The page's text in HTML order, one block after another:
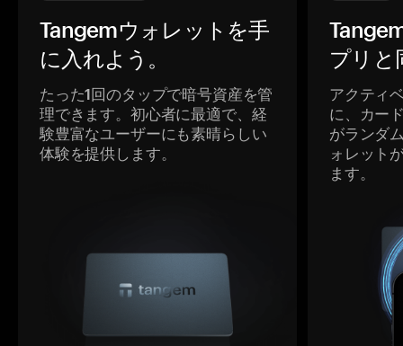
Tangemウォレットを手
に入れよう。
たった1回のタップで暗号資産を管
理できます。初心者に最適で、経
験豊富なユーザーにも素晴らしい
体験を提供します。
プリと
アクティ
に、カー
がランダ
ォレット
ます。